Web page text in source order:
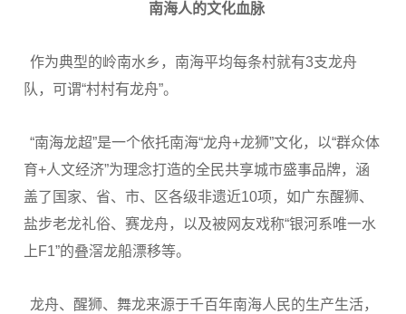
南海人的文化血脉
作为典型的岭南水乡，南海平均每条村就有3支龙舟
队，可谓“村村有龙舟”。
“南海龙超”是一个依托南海“龙舟+龙狮”文化，以“群众体
育+人文经济”为理念打造的全民共享城市盛事品牌，涵
盖了国家、省、市、区各级非遗近10项，如广东醒狮、
盐步老龙礼俗、赛龙舟，以及被网友戏称“银河系唯一水
上F1”的叠滘龙船漂移等。
龙舟、醒狮、舞龙来源于千百年南海人民的生产生活，